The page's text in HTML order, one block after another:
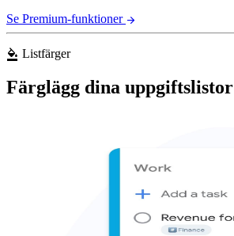
Se Premium-funktioner arrow_forward
format_color_fill Listfärger
Färglägg dina